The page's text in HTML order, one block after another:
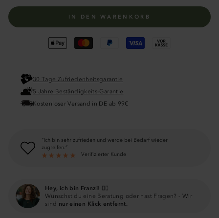
IN DEN WARENKORB
30 Tage Zufriedenheitsgarantie
5 Jahre Beständigkeits-Garantie
Kostenloser Versand in DE ab 99€
Ich bin sehr zufrieden und werde bei Bedarf wieder
zugreifen.
Verifizierter Kunde
Hey, ich bin Franzi! 🙋‍♀️
Wünschst du eine Beratung oder hast Fragen? - Wir
sind nur einen Klick entfernt.